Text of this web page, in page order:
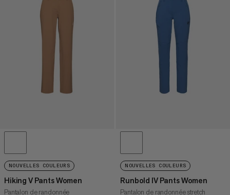
PRIX CROISSANT
PRIX DÉCROISSANT
NOUVEAUTÉS
NOUVELLES COULEURS
Hiking V Pants Women
Pantalon de randonnée
NOUVELLES COULEURS
Runbold IV Pants Women
Pantalon de randonnée stretch